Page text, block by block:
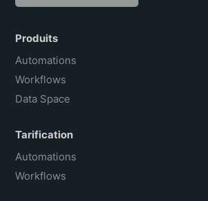
English
Español
Português do Brasil
Produits
Automations
Workflows
Data Space
Tarification
Automations
Workflows